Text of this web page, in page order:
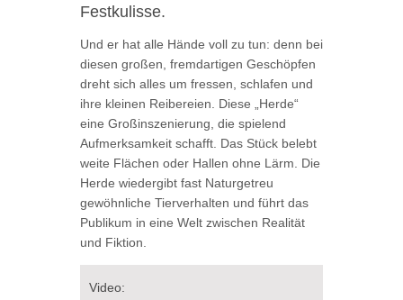
Festkulisse.
Und er hat alle Hände voll zu tun: denn bei
diesen großen, fremdartigen Geschöpfen
dreht sich alles um fressen, schlafen und
ihre kleinen Reibereien. Diese „Herde“
eine Großinszenierung, die spielend
Aufmerksamkeit schafft. Das Stück belebt
weite Flächen oder Hallen ohne Lärm. Die
Herde wiedergibt fast Naturgetreu
gewöhnliche Tierverhalten und führt das
Publikum in eine Welt zwischen Realität
und Fiktion.
Video: